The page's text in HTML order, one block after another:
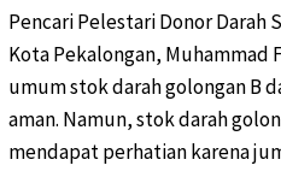
Pencari Pelestari Donor Darah
Kota Pekalongan, Muhammad
umum stok darah golongan B
aman. Namun, stok darah
mendapat perhatian karena